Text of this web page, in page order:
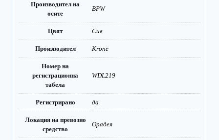
Производител на
осите
BPW
Цвят Сив
Производител Krone
Номер на
регистрационна
табела
WDL219
Регистрирано да
Локация на превозно
средство
Орадея